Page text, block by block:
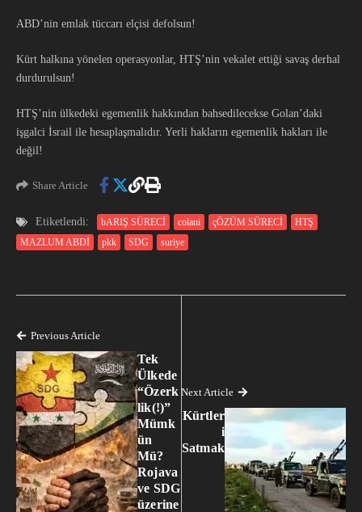
ABD’nin emlak tüccarı elçisi defolsun!
Kürt halkına yönelen operasyonlar, HTŞ’nin vekalet ettiği savaş derhal
durdurulsun!
HTŞ’nin ülkedeki egemenlik hakkından bahsedilecekse Golan’daki
işgalci İsrail ile hesaplaşmalıdır. Yerli hakların egemenlik hakları ile
değil!
Share Article
Etiketlendi: bARIŞ SÜRECİ colani çÖZÜM SÜRECİ
HTŞ
MAZLUM ABDİ
pkk SDG suriye
Previous Article
Tek
Ülkede
“Özerk
lik(!)”
Mümk
ün
Mü?
Rojava
ve SDG
üzerine
Next Article
Kürtler
i
Satmak